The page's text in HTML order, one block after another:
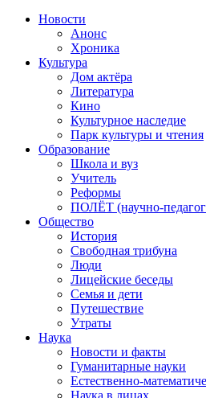
Новости
Анонс
Хроника
Культура
Дом актёра
Литература
Кино
Культурное наследие
Парк культуры и чтения
Образование
Школа и вуз
Учитель
Реформы
ПОЛЁТ (научно-
Общество
История
Свободная трибуна
Люди
Лицейские беседы
Семья и дети
Путешествие
Утраты
Наука
Новости и факты
Гуманитарные науки
Естественно-